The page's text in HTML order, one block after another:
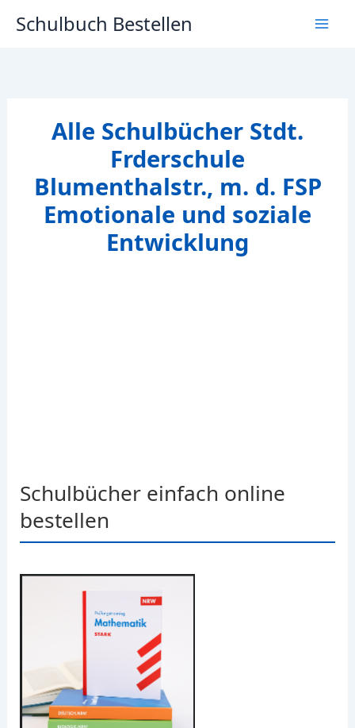
InhaltSchulbuch Bestellen
Alle Schulbücher Stdt.
Frderschule
Blumenthalstr., m. d. FSP
Emotionale und soziale
Entwicklung
Schulbücher einfach online
bestellen